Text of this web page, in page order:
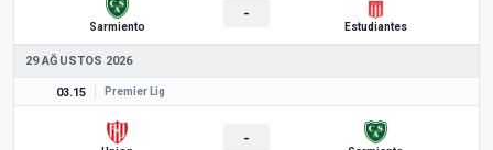
Sarmiento
-
Estudiantes
29 AĞUSTOS 2026
03.15 Premier Lig
-